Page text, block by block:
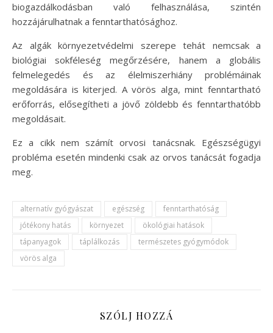
biogazdálkodásban való felhasználása, szintén
hozzájárulhatnak a fenntarthatósághoz.
Az algák környezetvédelmi szerepe tehát nemcsak a
biológiai sokféleség megőrzésére, hanem a globális
felmelegedés és az élelmiszerhiány problémáinak
megoldására is kiterjed. A vörös alga, mint fenntartható
erőforrás, elősegítheti a jövő zöldebb és fenntarthatóbb
megoldásait.
Ez a cikk nem számít orvosi tanácsnak. Egészségügyi
probléma esetén mindenki csak az orvos tanácsát fogadja
meg.
alternatív gyógyászat egészség
fenntarthatóság
jótékony hatás
környezet
ökológiai hatások
tápanyagok
táplálkozás
természetes gyógymódok
vörös alga
SZÓLJ HOZZÁ